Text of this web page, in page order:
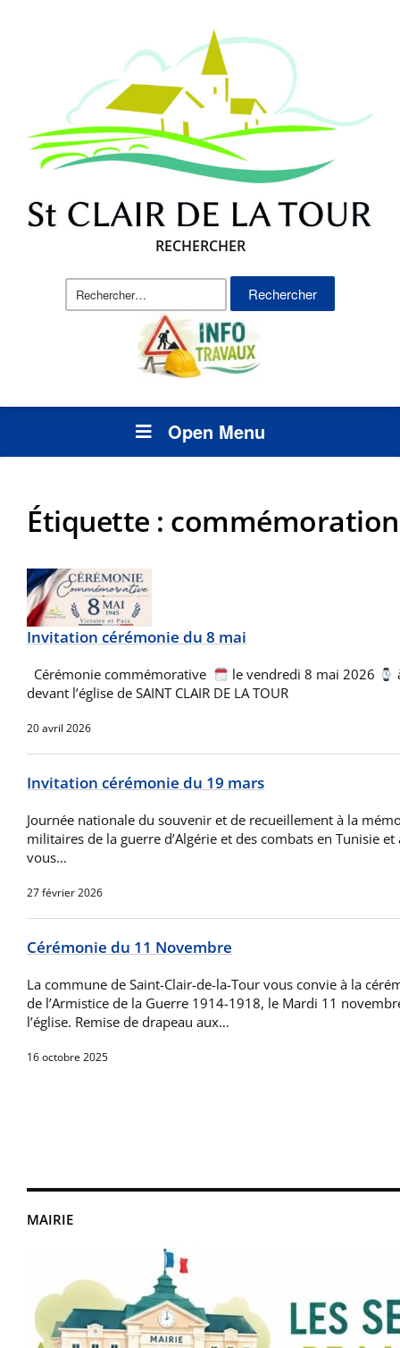
RECHERCHER
Rechercher :
Open Menu
MAIRIE
Étiquette : commémoration
Invitation cérémonie du 8 mai
Cérémonie commémorative le vendredi 8 mai 2026
devant l’église de SAINT CLAIR DE LA TOUR
20 avril 2026
Invitation cérémonie du 19 mars
Journée nationale du souvenir et de recueillement à la
militaires de la guerre d’Algérie et des combats en Tunisie
vous…
27 février 2026
Cérémonie du 11 Novembre
La commune de Saint-Clair-de-la-Tour vous convie à la
de l’Armistice de la Guerre 1914-1918, le Mardi 11
l’église. Remise de drapeau aux…
16 octobre 2025